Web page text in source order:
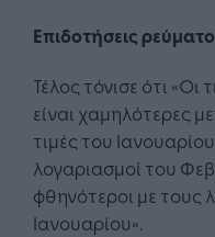
Επιδοτήσεις
Τέλος τόνισε ότι
είναι χαμηλότερες
τιμές του
λογαριασμοί του
φθηνότεροι με τους
Ιανουαρίου».